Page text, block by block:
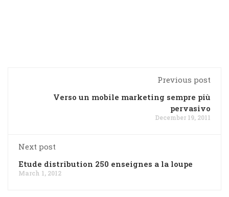
Previous post
Verso un mobile marketing sempre più
pervasivo
December 19, 2011
Next post
Etude distribution 250 enseignes a la loupe
March 1, 2012